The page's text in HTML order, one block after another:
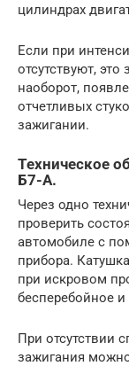
цилиндрах
Если при
отсутствуют,
наоборот,
отчетливых
зажигании.
Техническое
Б7-А.
Через одно
проверить
автомобиле с
прибора.
при искровом
бесперебойное
При отсутствии
зажигания